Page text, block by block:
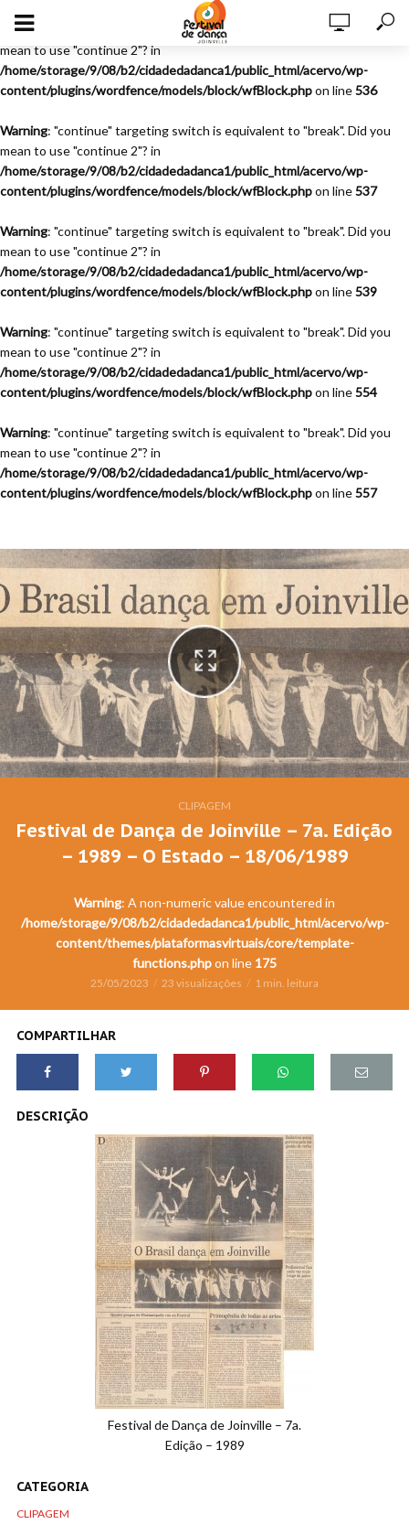
Warning
: "continue" targeting switch is equivalent to "break". Did you
mean to use "continue 2"? in
/home/storage/9/08/b2/cidadedadanca1/public_html/acervo/wp-
content/plugins/wordfence/models/block/wfBlock.phpon line536
Warning: "continue" targeting switch is equivalent to "break". Did you
mean to use "continue 2"? in
/home/storage/9/08/b2/cidadedadanca1/public_html/acervo/wp-
content/plugins/wordfence/models/block/wfBlock.phpon line537
Warning: "continue" targeting switch is equivalent to "break". Did you
mean to use "continue 2"? in
/home/storage/9/08/b2/cidadedadanca1/public_html/acervo/wp-
content/plugins/wordfence/models/block/wfBlock.phpon line539
Warning: "continue" targeting switch is equivalent to "break". Did you
mean to use "continue 2"? in
/home/storage/9/08/b2/cidadedadanca1/public_html/acervo/wp-
content/plugins/wordfence/models/block/wfBlock.phpon line554
Warning: "continue" targeting switch is equivalent to "break". Did you
mean to use "continue 2"? in
/home/storage/9/08/b2/cidadedadanca1/public_html/acervo/wp-
content/plugins/wordfence/models/block/wfBlock.phpon line557
Festival de Dança de Joinville - 7a. Edição - 1989
CLIPAGEM
Festival de Dança de Joinville – 7a. Edição
– 1989 – O Estado – 18/06/1989
Warning: A non-numeric value encountered in
/home/storage/9/08/b2/cidadedadanca1/public_html/acervo/wp-
content/themes/plataformasvirtuais/core/template-
functions.phpon line 175
25/05/2023 23 visualizações 1 min. leitura
COMPARTILHAR
DESCRIÇÃO
Festival de Dança de Joinville – 7a.
Edição – 1989
CATEGORIA
CLIPAGEM